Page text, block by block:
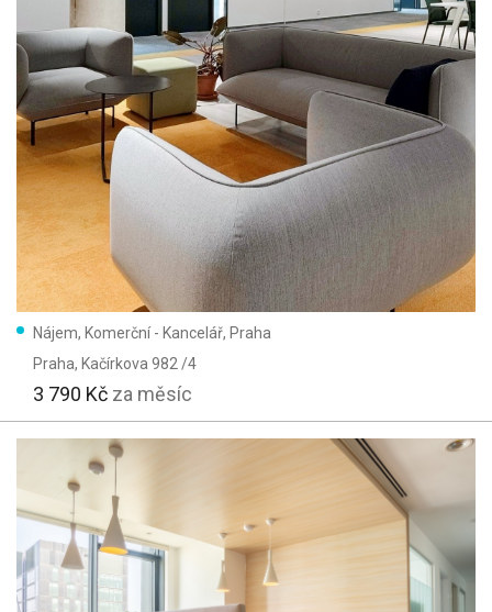
Nájem, Komerční - Kancelář, Praha
Praha, Kačírkova 982 /4
3 790 Kč za měsíc